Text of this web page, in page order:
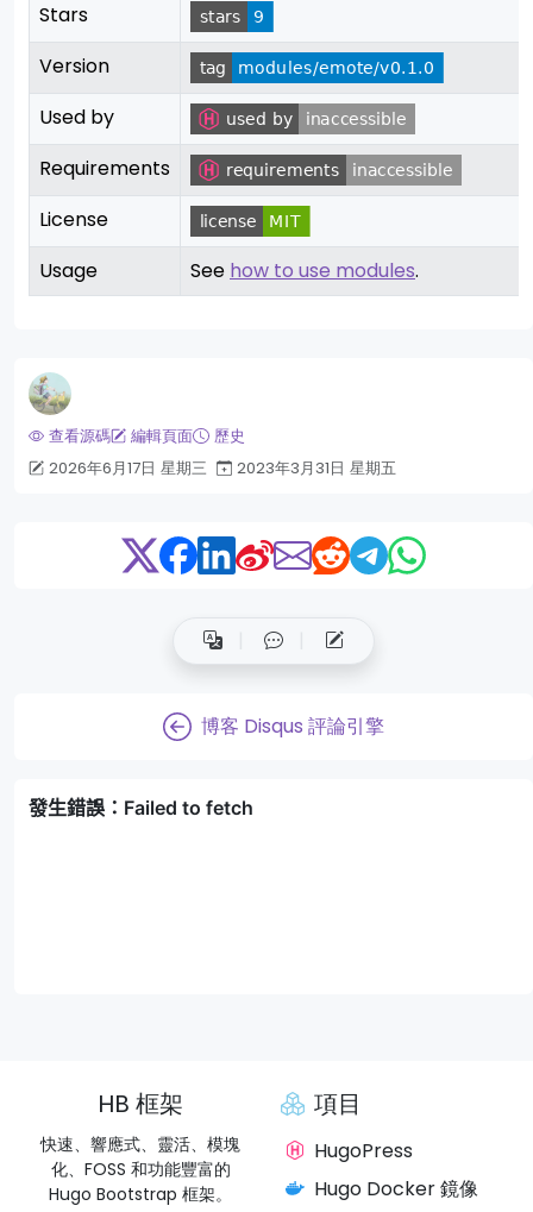
Stars
Version
Used by
Requirements
License
Usage
See how to use modules.
查看源碼 編輯頁面
歷史
2026年6月17日 星期三
2023年3月31日 星期五
博客 Disqus 評論引擎
HB 框架
快速、響應式、靈活、模塊
化、FOSS 和功能豐富的
Hugo Bootstrap 框架。
項目
HugoPress
Hugo Docker 鏡像